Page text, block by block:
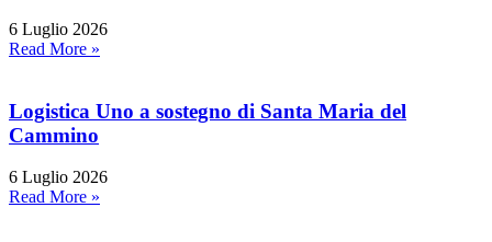
6 Luglio 2026
Read More »
Logistica Uno a sostegno di Santa Maria del
Cammino
6 Luglio 2026
Read More »